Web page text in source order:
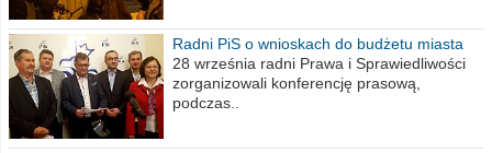
Radni PiS o wnioskach do budżetu miasta
na 2021 rok
28 września radni Prawa i Sprawiedliwości
zorganizowali konferencję prasową,
podczas..